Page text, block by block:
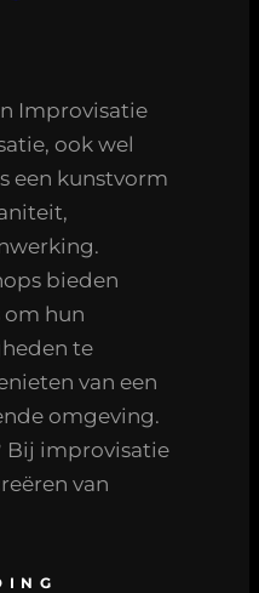
Improvisatie
ook wel
een kunstvorm
bieden
om hun
te
van een
omgeving.
Bij improvisatie
van